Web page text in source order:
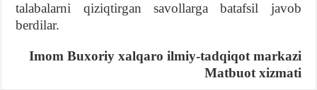
talabalarni qiziqtirgan savollarga batafsil javob
berdilar.
Imom Buxoriy xalqaro ilmiy-tadqiqot markazi
Matbuot xizmati